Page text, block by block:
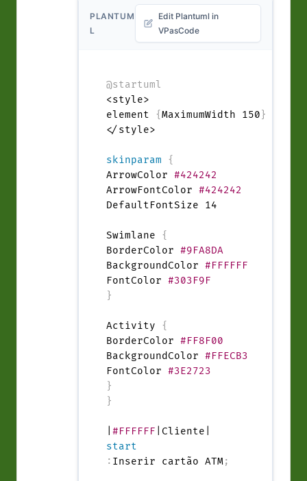
PLANTUM
L
Edit Plantuml in
VPasCode
@startuml
<style>
element {MaximumWidth 150 }
</style>
skinparam
{
ArrowColor #424242
ArrowFontColor #424242
DefaultFontSize 14
Swimlane {
BorderColor #9FA8DA
BackgroundColor #FFFFFF
FontColor #303F9F
}
Activity {
BorderColor #FF8F00
BackgroundColor #FFECB3
FontColor #3E2723
}
}
#FFFFFF
start
: Inserir cartão ATM;